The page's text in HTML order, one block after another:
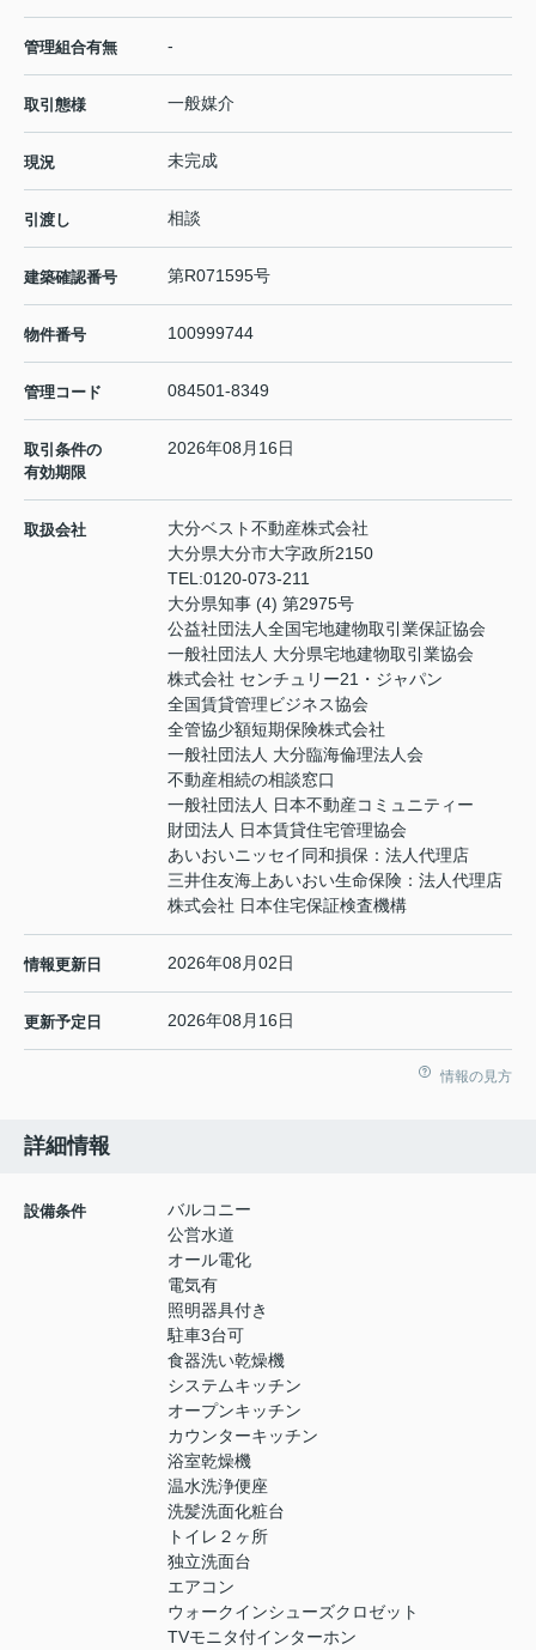
管理組合有無 -
取引態様 一般媒介
現況 未完成
引渡し 相談
建築確認番号 第R071595号
物件番号 100999744
管理コード 084501-8349
取引条件の
有効期限
2026年08月16日
取扱会社
大分ベスト不動産株式会社
大分県大分市大字政所2150
TEL:0120-073-211
大分県知事 (4) 第2975号
公益社団法人全国宅地建物取引業保証協会
一般社団法人 大分県宅地建物取引業協会
株式会社 センチュリー21・ジャパン
全国賃貸管理ビジネス協会
全管協少額短期保険株式会社
一般社団法人 大分臨海倫理法人会
不動産相続の相談窓口
一般社団法人 日本不動産コミュニティー
財団法人 日本賃貸住宅管理協会
あいおいニッセイ同和損保：法人代理店
三井住友海上あいおい生命保険：法人代理店
株式会社 日本住宅保証検査機構
情報更新日 2026年08月02日
更新予定日 2026年08月16日
情報の見方
詳細情報
設備条件
バルコニー
公営水道
オール電化
電気有
照明器具付き
駐車3台可
食器洗い乾燥機
システムキッチン
オープンキッチン
カウンターキッチン
浴室乾燥機
温水洗浄便座
洗髪洗面化粧台
トイレ２ヶ所
独立洗面台
エアコン
ウォークインシューズクロゼット
TVモニタ付インターホン